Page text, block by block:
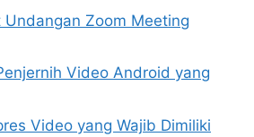
Zoom Meeting
Video Android yang
Video yang Wajib Dimiliki